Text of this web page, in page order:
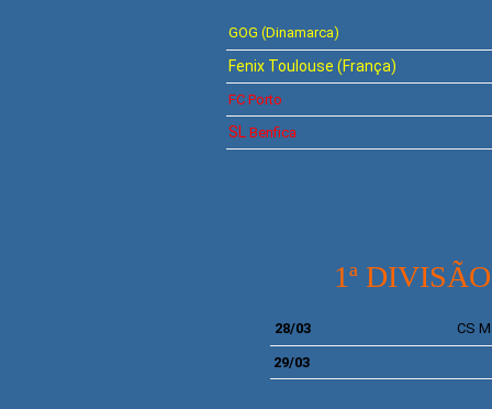
GOG (Dinamarca)
Fenix Toulouse (França)
FC Porto
SL Benfica
1ª
28/03 CS
29/03